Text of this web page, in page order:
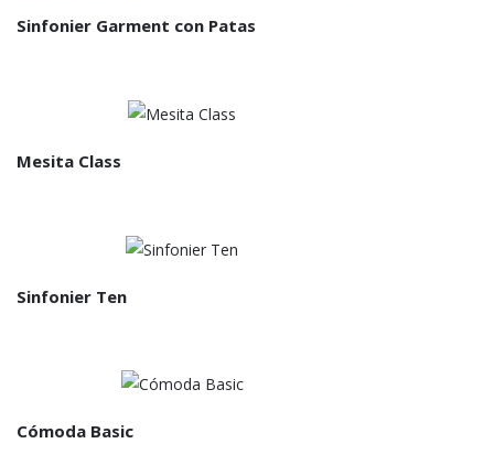
Sinfonier Garment con Patas
Mesita Class
Sinfonier Ten
Cómoda Basic